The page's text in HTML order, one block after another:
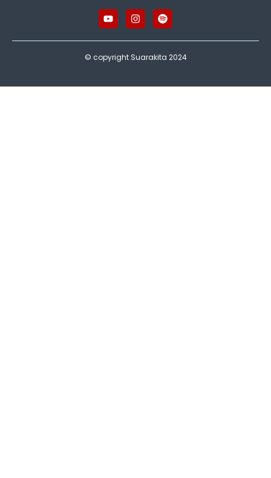
© copyright Suarakita 2024